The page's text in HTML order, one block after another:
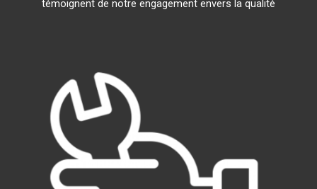
témoignent de notre engagement envers la qualité